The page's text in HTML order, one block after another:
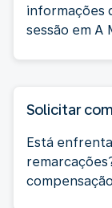
informações
sessão em A
Solicitar
Está